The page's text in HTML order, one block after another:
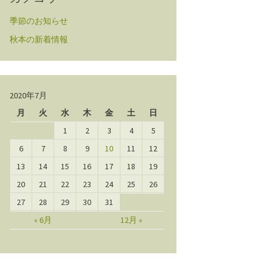
季節のお知らせ
秋本の新着情報
2020年7月
月
火 水 木 金 土 日
« 6月 12月 »
1 2 3 4
5
6
7 8 9 10 11
12
13
14 15 16 17 18
19
20
21 22 23 24 25
26
27
28 29 30 31